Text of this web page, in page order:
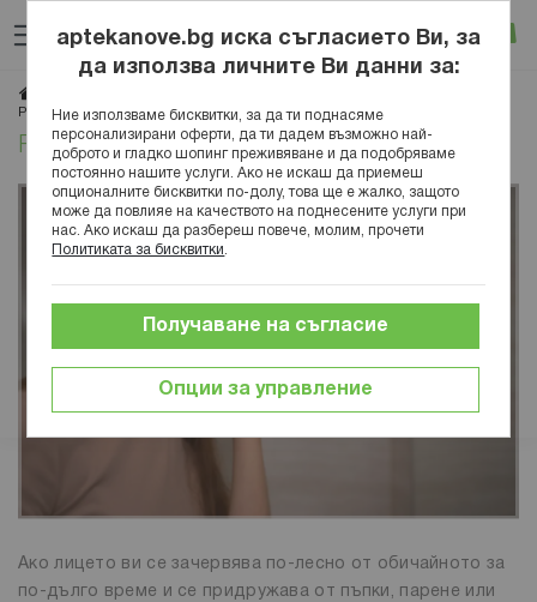
към
съдържанието
Вход
Розацея - всичко, което трябва да знаете
Розацея - всичко, което трябва да знаете
Ако лицето ви се зачервява по-лесно от обичайното за
по-дълго време и се придружава от пъпки, парене или
aptekanove.bg иска съгласието Ви, за
да използва личните Ви данни за:
Ние използваме бисквитки, за да ти поднасяме
персонализирани оферти, да ти дадем възможно най-
доброто и гладко шопинг преживяване и да подобряваме
постоянно нашите услуги. Ако не искаш да приемеш
опционалните бисквитки по-долу, това ще е жалко, защото
може да повлияе на качеството на поднесените услуги при
нас. Ако искаш да разбереш повече, молим, прочети
Политиката за бисквитки
Опции за управление
Получаване на съгласие